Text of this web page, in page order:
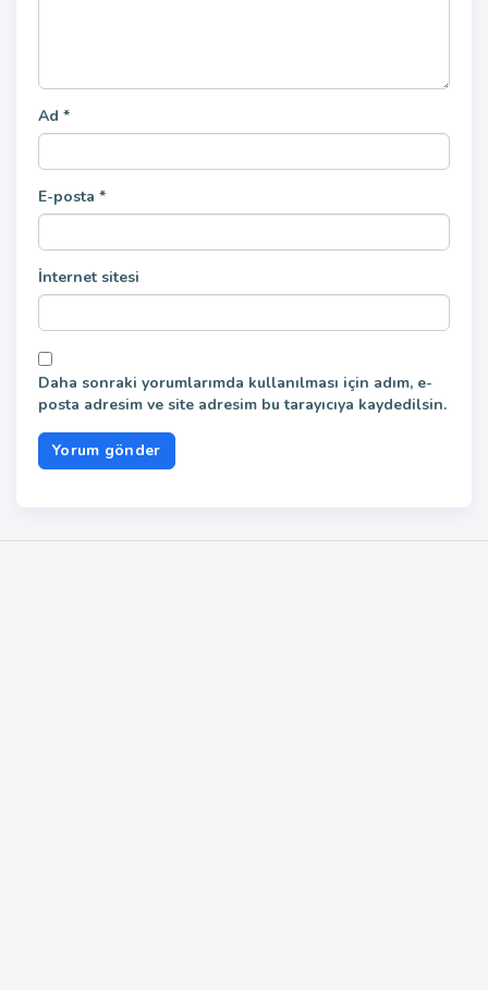
Ad *
E-posta *
İnternet sitesi
Daha sonraki yorumlarımda kullanılması için adım, e-
posta adresim ve site adresim bu tarayıcıya kaydedilsin.